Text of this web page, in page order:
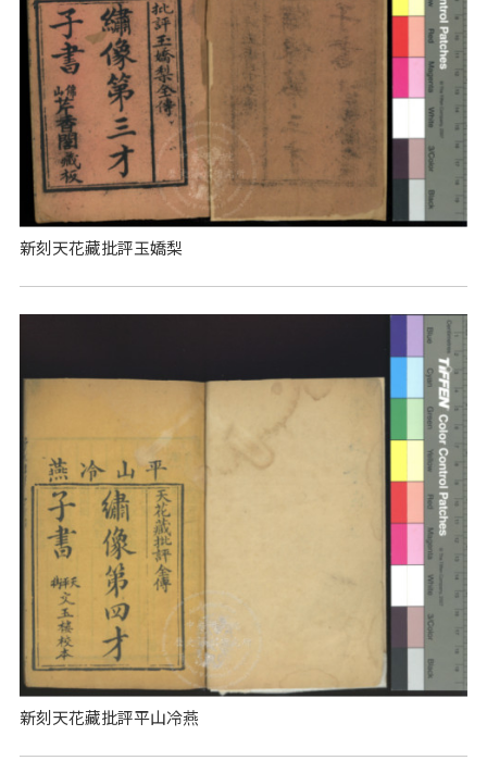
新刻天花藏批評玉嬌梨
新刻天花藏批評平山冷燕